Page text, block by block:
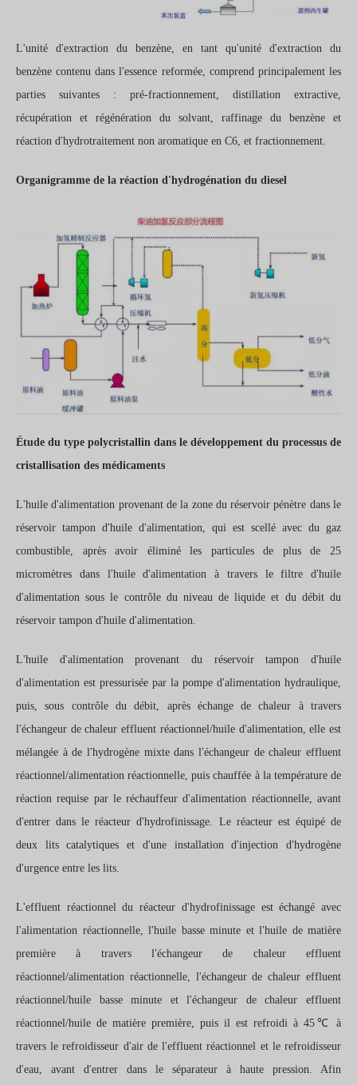
L'unité d'extraction du benzène, en tant qu'unité d'extraction du
benzène contenu dans l'essence reformée, comprend principalement les
parties suivantes : pré-fractionnement, distillation extractive,
récupération et régénération du solvant, raffinage du benzène et
réaction d'hydrotraitement non aromatique en C6, et fractionnement.
Organigramme de la réaction d'hydrogénation du diesel
Étude du type polycristallin dans le développement du processus de
cristallisation des médicaments
L'huile d'alimentation provenant de la zone du réservoir pénètre dans le
réservoir tampon d'huile d'alimentation, qui est scellé avec du gaz
combustible, après avoir éliminé les particules de plus de 25
micromètres dans l'huile d'alimentation à travers le filtre d'huile
d'alimentation sous le contrôle du niveau de liquide et du débit du
réservoir tampon d'huile d'alimentation.
L'huile d'alimentation provenant du réservoir tampon d'huile
d'alimentation est pressurisée par la pompe d'alimentation hydraulique,
puis, sous contrôle du débit, après échange de chaleur à travers
l'échangeur de chaleur effluent réactionnel/huile d'alimentation, elle est
mélangée à de l'hydrogène mixte dans l'échangeur de chaleur effluent
réactionnel/alimentation réactionnelle, puis chauffée à la température de
réaction requise par le réchauffeur d'alimentation réactionnelle, avant
d'entrer dans le réacteur d'hydrofinissage. Le réacteur est équipé de
deux lits catalytiques et d'une installation d'injection d'hydrogène
d'urgence entre les lits.
L'effluent réactionnel du réacteur d'hydrofinissage est échangé avec
l'alimentation réactionnelle, l'huile basse minute et l'huile de matière
première à travers l'échangeur de chaleur effluent
réactionnel/alimentation réactionnelle, l'échangeur de chaleur effluent
réactionnel/huile basse minute et l'échangeur de chaleur effluent
réactionnel/huile de matière première, puis il est refroidi à 45℃ à
travers le refroidisseur d'air de l'effluent réactionnel et le refroidisseur
d'eau, avant d'entrer dans le séparateur à haute pression. Afin